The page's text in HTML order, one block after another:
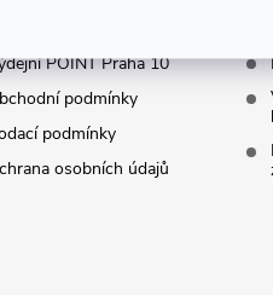
POINT Praha 10
podmínky
podmínky
osobních údajů